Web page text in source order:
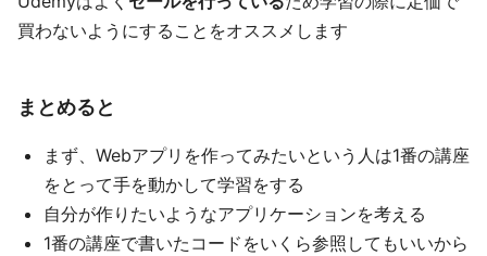
買わないようにすることをオススメします
まとめると
まず、Webアプリを作ってみたいという人は1番の講座
をとって手を動かして学習をする
自分が作りたいようなアプリケーションを考える
1番の講座で書いたコードをいくら参照してもいいから